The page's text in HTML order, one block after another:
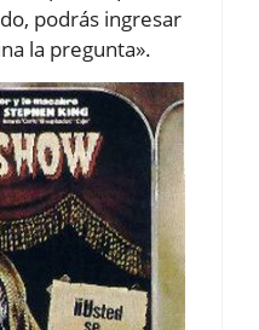
podrás ingresar
la pregunta».